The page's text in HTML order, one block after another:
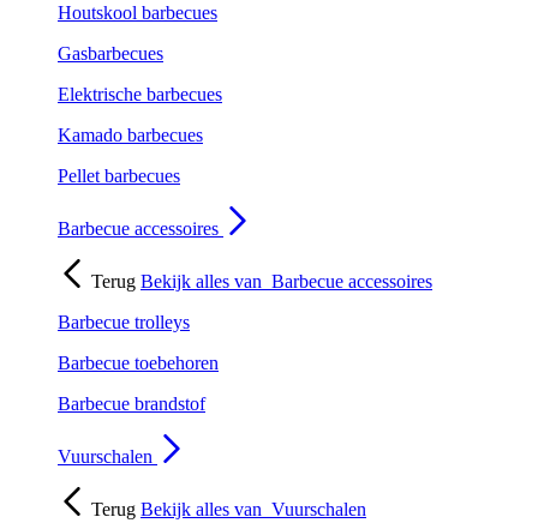
Houtskool barbecues
Gasbarbecues
Elektrische barbecues
Kamado barbecues
Pellet barbecues
Barbecue accessoires
Terug Bekijk alles van Barbecue accessoires
Barbecue trolleys
Barbecue toebehoren
Barbecue brandstof
Vuurschalen
Terug Bekijk alles van Vuurschalen